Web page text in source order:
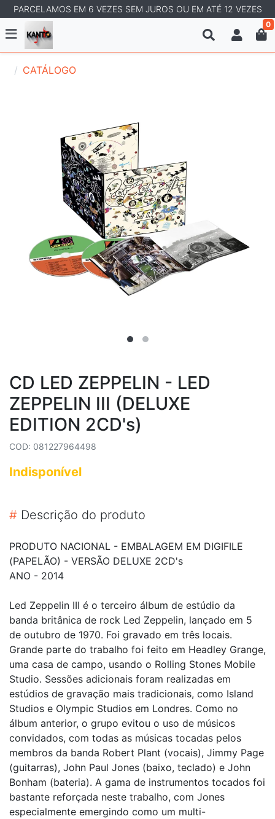
PARCELAMOS EM 6 VEZES SEM JUROS OU EM ATÉ 12 VEZES
0
CATÁLOGO
CD LED ZEPPELIN - LED
ZEPPELIN III (DELUXE
EDITION 2CD's)
COD: 081227964498
Indisponível
# Descrição do produto
PRODUTO NACIONAL - EMBALAGEM EM DIGIFILE
(PAPELÃO) - VERSÃO DELUXE 2CD's
ANO - 2014
Led Zeppelin III é o terceiro álbum de estúdio da
banda britânica de rock Led Zeppelin, lançado em 5
de outubro de 1970. Foi gravado em três locais.
Grande parte do trabalho foi feito em Headley Grange,
uma casa de campo, usando o Rolling Stones Mobile
Studio. Sessões adicionais foram realizadas em
estúdios de gravação mais tradicionais, como Island
Studios e Olympic Studios em Londres. Como no
álbum anterior, o grupo evitou o uso de músicos
convidados, com todas as músicas tocadas pelos
membros da banda Robert Plant (vocais), Jimmy Page
(guitarras), John Paul Jones (baixo, teclado) e John
Bonham (bateria). A gama de instrumentos tocados foi
bastante reforçada neste trabalho, com Jones
especialmente emergindo como um multi-